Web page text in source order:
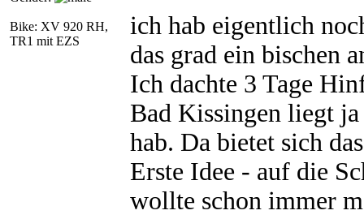
Bike: XV 920 RH,
TR1 mit EZS
ich hab eigentlich
das grad ein bischen
Ich dachte 3 Tage
Bad Kissingen liegt
hab. Da bietet sich
Erste Idee - auf die
wollte schon immer